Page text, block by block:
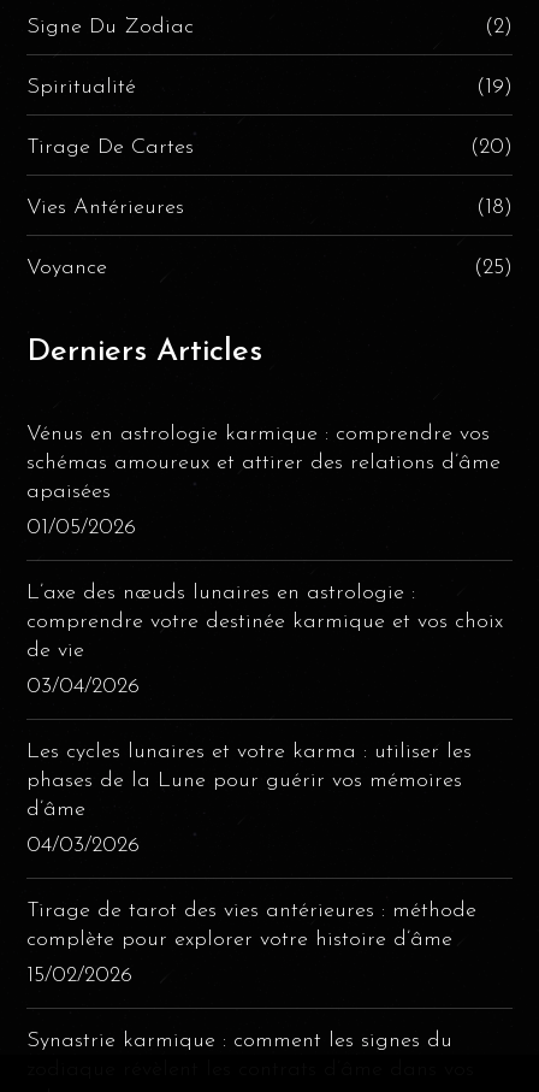
Signe Du Zodiac (2)
Spiritualité (19)
Tirage De Cartes (20)
Vies Antérieures (18)
Voyance (25)
Derniers Articles
Vénus en astrologie karmique : comprendre vos
schémas amoureux et attirer des relations d’âme
apaisées
01/05/2026
L’axe des nœuds lunaires en astrologie :
comprendre votre destinée karmique et vos choix
de vie
03/04/2026
Les cycles lunaires et votre karma : utiliser les
phases de la Lune pour guérir vos mémoires
d’âme
04/03/2026
Tirage de tarot des vies antérieures : méthode
complète pour explorer votre histoire d’âme
15/02/2026
Synastrie karmique : comment les signes du